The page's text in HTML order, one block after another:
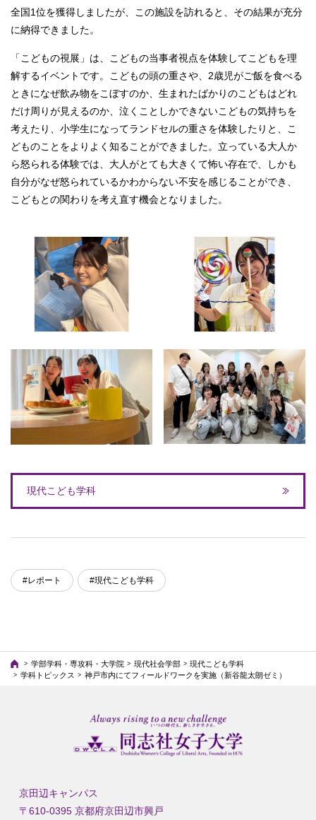
全国1位を獲得しましたが、この施設を訪れると、その結果が充分
に納得できました。
「こどもの視展」は、こどもの当事者視点を体験してこどもを理
解するイベントです。こどもの頭の重さや、2歳児がご飯を食べる
ときになぜ飲み物をこぼすのか、生まれたばかりのこどもはどれ
だけ周りが見えるのか、泣くことしかできないこどもの気持ちを
考えたり、小学生になってランドセルの重さを体験したりと、こ
どものことをよりよく知ることができました。立っている大人か
ら怒られる体験では、大人がとても大きくて怖い存在で、しかも
自分がなぜ怒られているかわからない不安を感じることができ、
こどもとの関わりを考え直す機会となりました。
現代こども学科
#レポート #現代こども学科
学部学科・専攻科・大学院 現代社会学部
現代こども学科
学科トピックス
神戸市内にてフィールドワークを実施（新谷龍太朗ゼミ）
京田辺キャンパス
〒610-0395 京都府京田辺市興戸